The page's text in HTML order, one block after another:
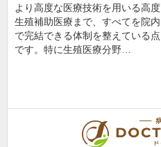
より高度な医療技術を用いる高度
生殖補助医療まで、すべてを院内
で完結できる体制を整えている点
です。特に生殖医療分野…